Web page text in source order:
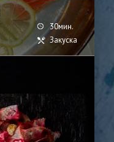
30мин.
Закуска